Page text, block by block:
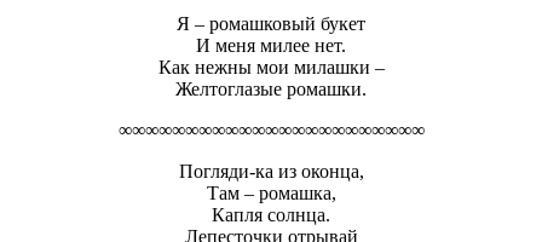
Я – ромашковый букет
И меня милее нет.
Как нежны мои милашки –
Желтоглазые ромашки.
∞∞∞∞∞∞∞∞∞∞∞∞∞∞∞∞∞∞∞∞∞∞∞
Погляди-ка из оконца,
Там – ромашка,
Капля cолнца.
Лепесточки отрывай